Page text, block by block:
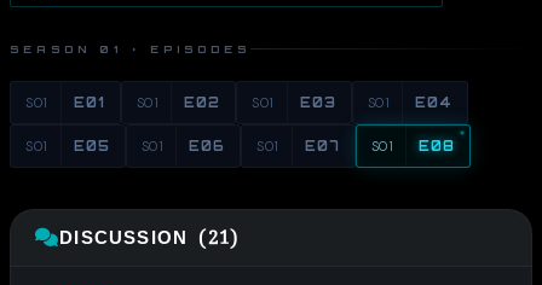
SEASON 01 · EPISODES
S01 E01 S01 E02 S01 E03 S01 E04
S01 E05 S01 E06 S01 E07 S01 E08
DISCUSSION (21)